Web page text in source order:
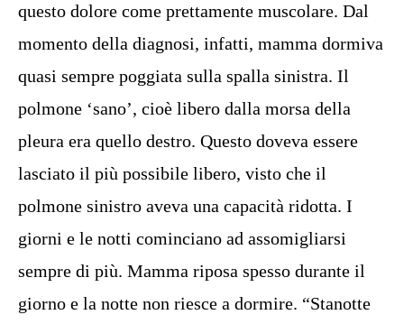
questo dolore come prettamente muscolare. Dal
momento della diagnosi, infatti, mamma dormiva
quasi sempre poggiata sulla spalla sinistra. Il
polmone ‘sano’, cioè libero dalla morsa della
pleura era quello destro. Questo doveva essere
lasciato il più possibile libero, visto che il
polmone sinistro aveva una capacità ridotta. I
giorni e le notti cominciano ad assomigliarsi
sempre di più. Mamma riposa spesso durante il
giorno e la notte non riesce a dormire. “Stanotte